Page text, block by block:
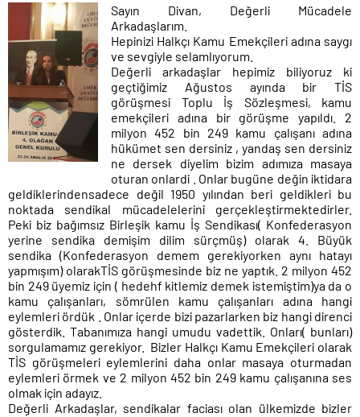
Sayın Divan, Değerli Mücadele
Arkadaşlarım.
Hepinizi Halkçı Kamu Emekçileri adına saygı
ve sevgiyle selamlıyorum.
Değerli arkadaşlar hepimiz biliyoruz ki
geçtiğimiz Ağustos ayında bir TİS
görüşmesi Toplu İş Sözleşmesi, kamu
emekçileri adına bir görüşme yapıldı. 2
milyon 452 bin 249 kamu çalışanı adına
hükümet sen dersiniz , yandaş sen dersiniz
ne dersek diyelim bizim adımıza masaya
oturan onlardi . Onlar bugüne değin iktidara
geldiklerindensadece değil 1950 yılından beri geldikleri bu
noktada sendikal mücadelelerini gerçekleştirmektedirler.
Peki biz bağımsız Birleşik kamu İş Sendikası( Konfederasyon
yerine sendika demişim dilim sürçmüş) olarak 4. Büyük
sendika (Konfederasyon demem gerekiyorken aynı hatayı
yapmışım) olarakTİS görüşmesinde biz ne yaptık. 2 milyon 452
bin 249 üyemiz için ( hedehf kitlemiz demek istemiştim)ya da o
kamu çalışanları, sömrülen kamu çalışanları adına hangi
eylemleri ördük . Onlar içerde bizi pazarlarken biz hangi direnci
gösterdik. Tabanımıza hangi umudu vadettik. Onları( bunları)
sorgulamamız gerekiyor. Bizler Halkçı Kamu Emekçileri olarak
TİS görüşmeleri eylemlerini daha onlar masaya oturmadan
eylemleri örmek ve 2 milyon 452 bin 249 kamu çalışanına ses
olmak için adayız.
Değerli Arkadaşlar, sendikalar faciası olan ülkemizde bizler